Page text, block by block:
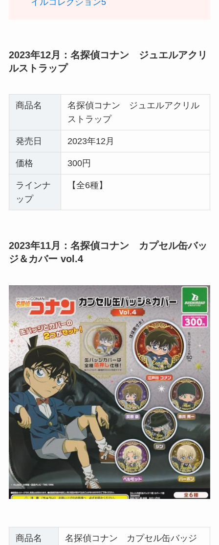
イルコレクション5
2023年12月：名探偵コナン ジュエルアクリ
ルストラップ
商品名
名探偵コナン ジュエルアクリル
ストラップ
発売日 2023年12月
価格 300円
ラインナ
ップ
【全6種】
2023年11月：名探偵コナン カプセル缶バッ
ジ＆カバー vol.4
商品名
名探偵コナン カプセル缶バッジ